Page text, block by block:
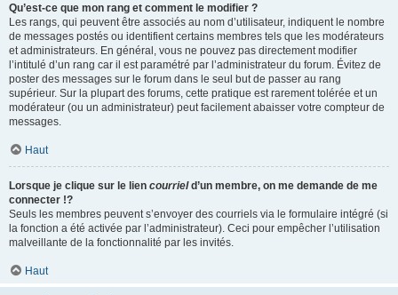
Qu’est-ce que mon rang et comment le modifier ?
Les rangs, qui peuvent être associés au nom d’utilisateur, indiquent le nombre
de messages postés ou identifient certains membres tels que les modérateurs
et administrateurs. En général, vous ne pouvez pas directement modifier
l’intitulé d’un rang car il est paramétré par l’administrateur du forum. Évitez de
poster des messages sur le forum dans le seul but de passer au rang
supérieur. Sur la plupart des forums, cette pratique est rarement tolérée et un
modérateur (ou un administrateur) peut facilement abaisser votre compteur de
messages.
Haut
Lorsque je clique sur le lien courrield’un membre, on me demande de me
connecter !?
Seuls les membres peuvent s’envoyer des courriels via le formulaire intégré (si
la fonction a été activée par l’administrateur). Ceci pour empêcher l’utilisation
malveillante de la fonctionnalité par les invités.
Haut